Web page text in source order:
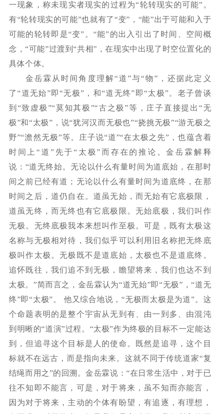
一现象，称未现实者现实的过程为“轮转现实的可能”。
有“轮转现实的可能”也就有了“变”，“能”出于可能和入于
可能的轮转即是“变”。“能”的出入引出了时间、空间概
念，“可能”过渡到“共相”，在现实中出现了时空位置化的
具体个体。
金岳霖从时间角度理解“道”与“物”，还据此定义
了“道无始”即“无极”，和“道无终”即“太极”。老子曾谈
到“致虚极”“莫知其极”“古之极”等，庄子直接提出“无
极”和“太极”，说“犹河汉而无极也”“挠挑无极”“游无极之
野”“澹然无极”等。庄子说“道”“在太极之先”，也蕴含着
时间上“道”先于“太极”而存在的推论。金岳霖解释
说：“道无终始。无论以什么有量时间为道底始，在那时
间之前已经有道；无论以什么有量时间为道底终，在那
时间之后，道仍自在。道虽无始，而无始有它底极限，
道虽无终，而无终也有它底极限。无始底极，我们叫作
无极。无终底极我本来想叫作至极。可是，既有太极这
名称与无极相对待，我们似乎可以利用旧名称把无终底
极叫作太极。无极既不是道底始，太极也不是道底终。
追怀既往，我们追不到无极，瞻望将来，我们也达不到
太极。”简而言之，金岳霖认为“道无始”即“无极”，“道无
终”即“太极”。 他又综合地说，“无极而太极是为道”。这
个命题表明的是整个宇宙从无到有、由一到多、由混沌
到明晰的“道演”过程。“太极”作为终极的目标不一定能达
到，但追寻这个目标是人的使命。既然是追寻，这个目
标就不在远古，而是指向未来。这就不同于传统道家“复
结绳而用之”的回溯。金岳霖说：“在日常生活中，对于已
往不知即不能言，可是，对于将来，虽不知而亦能言，
因为对于将来，主动的个体有盼望，有追逐，有理想，